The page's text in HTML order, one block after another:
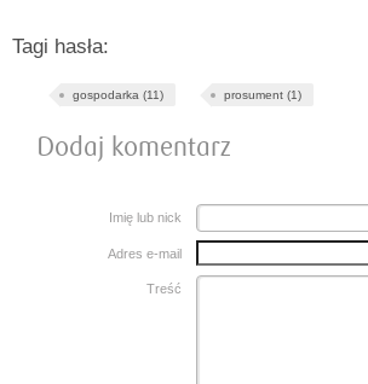
Tagi hasła:
gospodarka (11) prosument (1)
Dodaj komentarz
Imię lub nick
Adres e-mail
Treść